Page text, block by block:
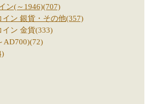
ン(～1946)(707)
イン 銀貨・その他(357)
イン 金貨(333)
AD700)(72)